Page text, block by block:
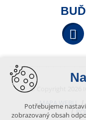
© Copyright 2026
MAPA WEBU
Potřebujeme
zobrazovaný obsah